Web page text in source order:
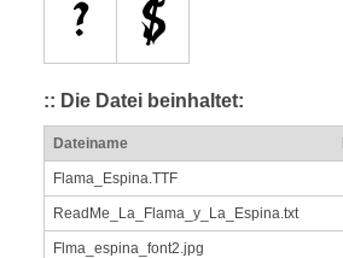
:: Die Datei beinhaltet:
Dateiname
Flama_Espina.TTF
ReadMe_La_Flama_y_La_Espina.txt
Flma_espina_font2.jpg